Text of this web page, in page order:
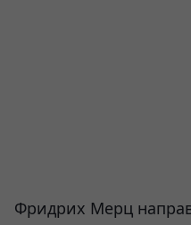
Фридрих Мерц